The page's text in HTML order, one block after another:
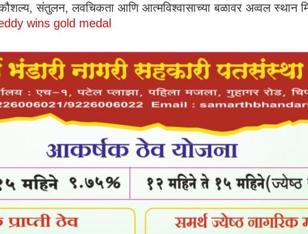
संतुलन, लवचिकता आणि आत्मविश्वासाच्या बळावर अव्वल स्थान
wins gold medal